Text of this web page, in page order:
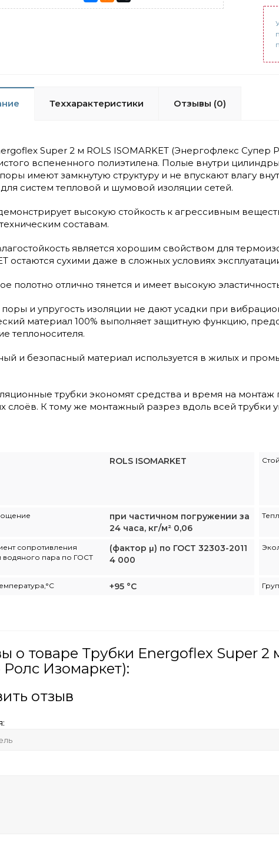
Теххарактеристики Отзывы (0)
Super 2 м ROLS ISOMARKET (Энергофлекс
вспененного полиэтилена. Полые внутри
имеют замкнутую структуру и не впускают влагу
систем тепловой и шумовой изоляции сетей.
высокую стойкость к агрессивным
составам.
является хорошим свойством для
остаются сухими даже в сложных условиях
полотно отлично тянется и имеет высокую
и упругость изоляции не дают усадки при
материал 100% выполняет защитную функцию,
теплоносителя.
и безопасный материал используется в жилых и
трубки экономят средства и время на монтаж
слоёв. К тому же монтажный разрез вдоль всей трубки
ROLS ISOMARKET
при частичном погружении за
24 часа, кг/м² 0,06
сопротивления
пара по ГОСТ
(фактор μ) по ГОСТ 32303-2011
4 000
+95 °С
о товаре Трубки Energoflex Super 2
Ролс Изомаркет):
отзыв